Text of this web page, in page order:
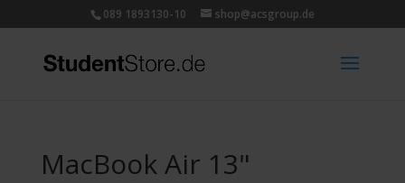
089 1893130-10 shop@acsgroup.de
MacBook Air 13"